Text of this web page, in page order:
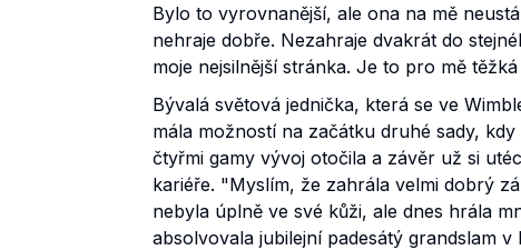
Bylo to vyrovnanější, ale ona na mě
nehraje dobře. Nezahraje dvakrát do
moje nejsilnější stránka. Je to pro mě
Bývalá světová jednička, která se ve
mála možností na začátku druhé sady,
čtyřmi gamy vývoj otočila a závěr už si
kariéře. "Myslím, že zahrála velmi dobrý
nebyla úplně ve své kůži, ale dnes hrála
absolvovala jubilejní padesátý grandslam v